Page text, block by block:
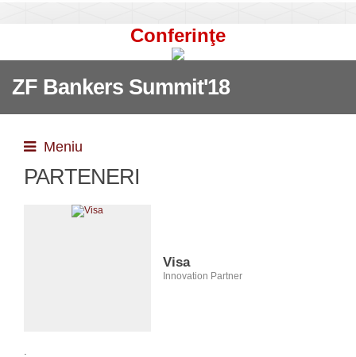
Conferinţe
ZF Bankers Summit'18
Meniu
PARTENERI
Visa
Innovation Partner
.